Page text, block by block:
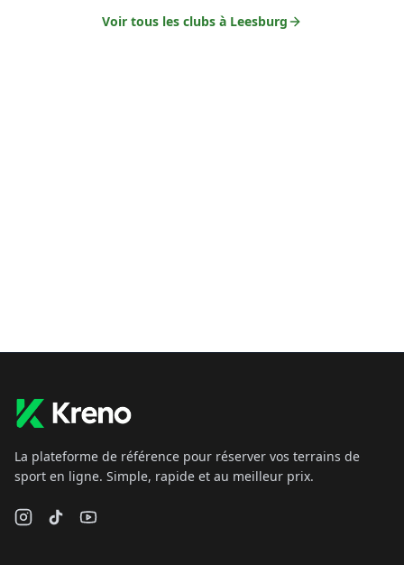
Voir tous les clubs à Leesburg
La plateforme de référence pour réserver vos terrains de
sport en ligne. Simple, rapide et au meilleur prix.